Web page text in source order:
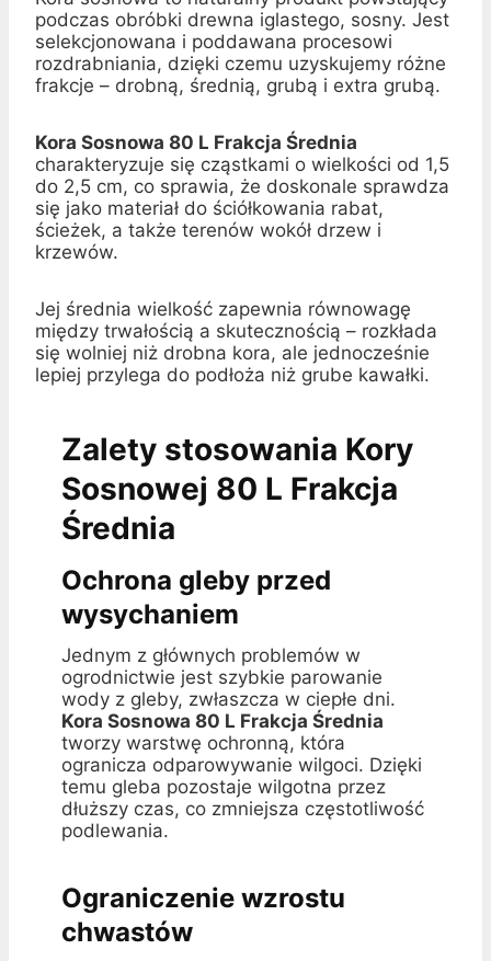
podczas obróbki drewna iglastego, sosny. Jest
selekcjonowana i poddawana procesowi
rozdrabniania, dzięki czemu uzyskujemy różne
frakcje – drobną, średnią, grubą i extra grubą.
Kora Sosnowa 80 L Frakcja Średnia
charakteryzuje się cząstkami o wielkości od 1,5
do 2,5 cm, co sprawia, że doskonale sprawdza
się jako materiał do ściółkowania rabat,
ścieżek, a także terenów wokół drzew i
krzewów.
Jej średnia wielkość zapewnia równowagę
między trwałością a skutecznością – rozkłada
się wolniej niż drobna kora, ale jednocześnie
lepiej przylega do podłoża niż grube kawałki.
Zalety stosowania Kory
Sosnowej 80 L Frakcja
Średnia
Ochrona gleby przed
wysychaniem
Jednym z głównych problemów w
ogrodnictwie jest szybkie parowanie
wody z gleby, zwłaszcza w ciepłe dni.
Kora Sosnowa 80 L Frakcja Średnia
tworzy warstwę ochronną, która
ogranicza odparowywanie wilgoci. Dzięki
temu gleba pozostaje wilgotna przez
dłuższy czas, co zmniejsza częstotliwość
podlewania.
Ograniczenie wzrostu
chwastów